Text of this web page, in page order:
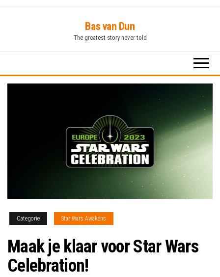
inhoud
Bas van Dun
The greatest story never told
Categorie Star Wars Awakens
Maak je klaar voor Star Wars
Celebration!